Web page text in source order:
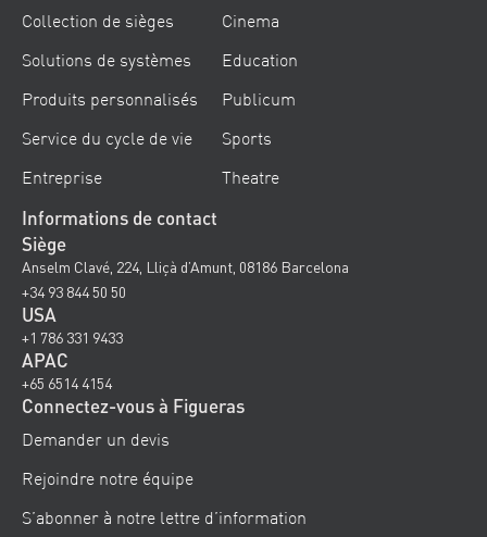
Collection de sièges
Solutions de systèmes
Produits personnalisés
Service du cycle de vie
Entreprise
Cinema
Education
Publicum
Sports
Theatre
Informations de contact
Siège
Anselm Clavé, 224, Lliçà d’Amunt, 08186 Barcelona
+34 93 844 50 50
USA
+1 786 331 9433
APAC
+65 6514 4154
Connectez-vous à Figueras
Demander un devis
Rejoindre notre équipe
S’abonner à notre lettre d’information